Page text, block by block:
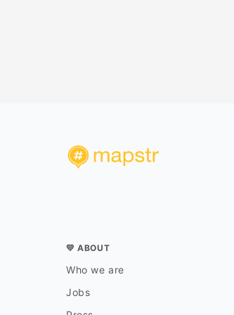
💛 ABOUT
Who we are
Jobs